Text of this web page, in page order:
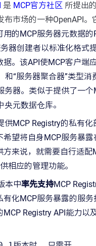
是 MCP官方社区 所提出
布市场的一种OpenAPI。
的MCP服务器元数据的
器创建者以标准化格式
。该API使MCP客户端
和“服务器聚合器”类型消
务器。类似于提供了一个
央元数据仓库。
供MCP Registry的私有化
希望将自身MCP服务暴露
方来说，就需要自行适配
相应的管理功能。
本中率先支持MCP
有化MCP服务暴露的服务
Registry API能力以